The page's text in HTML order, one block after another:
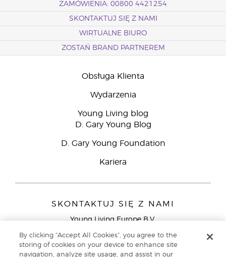
ZAMÓWIENIA: 00800 4421254
SKONTAKTUJ SIĘ Z NAMI
WIRTUALNE BIURO
ZOSTAŃ BRAND PARTNEREM
Obsługa Klienta
Wydarzenia
Young Living blog
D. Gary Young Blog
D. Gary Young Foundation
Kariera
SKONTAKTUJ SIĘ Z NAMI
Young Living Europe B.V.
9727 AJ Groningen
By clicking “Accept All Cookies”, you agree to the
storing of cookies on your device to enhance site
navigation, analyze site usage, and assist in our